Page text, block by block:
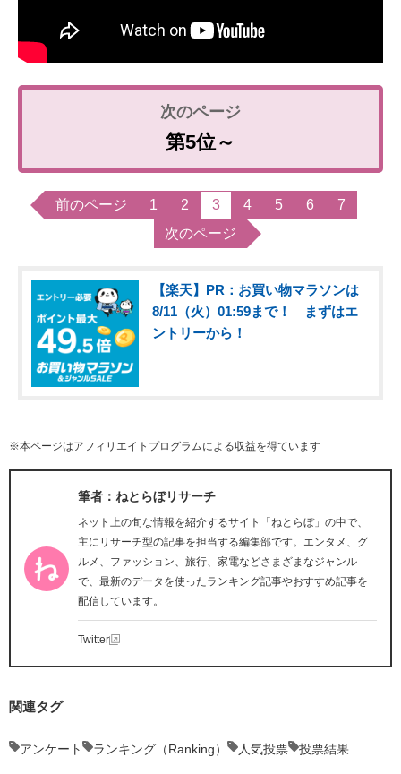
第5位～
前のページ 1 2 3 4 5 6
7
次のページ
【楽天】PR：お買い物マラソンは
8/11（火）01:59まで！ まずはエ
ントリーから！
※本ページはアフィリエイトプログラムによる収益を得ています
筆者：ねとらぼリサーチ
ネット上の旬な情報を紹介するサイト「ねとらぼ」の中で、
主にリサーチ型の記事を担当する編集部です。エンタメ、グ
ルメ、ファッション、旅行、家電などさまざまなジャンル
で、最新のデータを使ったランキング記事やおすすめ記事を
配信しています。
Twitter
関連タグ
アンケート ランキング（Ranking） 人気投票 投票結果